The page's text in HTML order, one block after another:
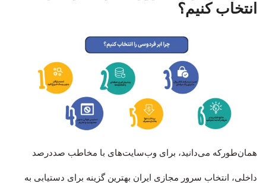
انتخاب کنیم؟
همان‌طورکه می‌دانید، برای وب‌سایت‌های با مخاطب صددرصد
داخلی، انتخاب سرور مجازی ایران بهترین گزینه برای دستیابی به